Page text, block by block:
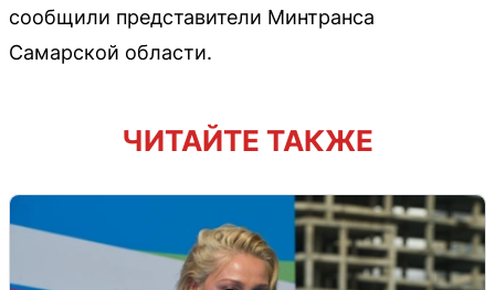
сообщили представители Минтранса
Самарской области.
ЧИТАЙТЕ ТАКЖЕ